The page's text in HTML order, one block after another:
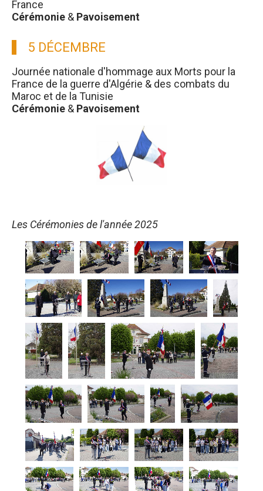
France
Cérémonie & Pavoisement
5 DÉCEMBRE
Journée nationale d'hommage aux Morts pour la
France de la guerre d'Algérie & des combats du
Maroc et de la Tunisie
Cérémonie & Pavoisement
Les Cérémonies de l'année 2025